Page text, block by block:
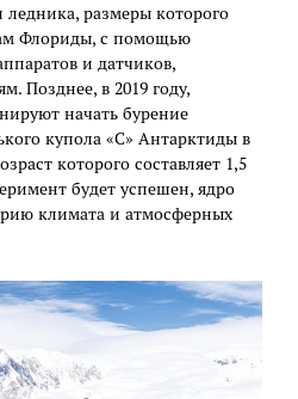
ледника, размеры которого
Флориды, с помощью
и датчиков,
Позднее, в 2019 году,
начать бурение
купола «С» Антарктиды в
которого составляет 1,5
будет успешен, ядро
климата и атмосферных